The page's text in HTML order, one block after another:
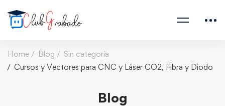
Home Blog
Sin categoría
Cursos y Vectores para CNC y Láser CO2, Fibra y Diodo
Blog